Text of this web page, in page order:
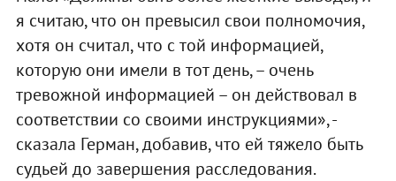
я считаю, что он превысил свои полномочия,
хотя он считал, что с той информацией,
которую они имели в тот день, – очень
тревожной информацией – он действовал в
соответствии со своими инструкциями», -
сказала Герман, добавив, что ей тяжело быть
судьей до завершения расследования.